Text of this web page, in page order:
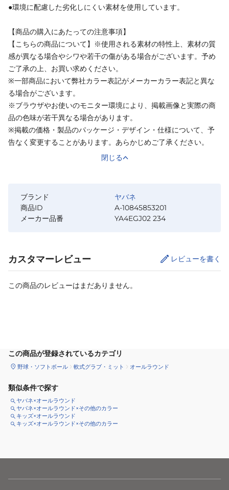
●環境に配慮した劣化しにくい素材を使用しています。
【商品の購入にあたっての注意事項】
【こちらの商品について】※使用される素材の特性上、素材の質
感が異なる場合やシワや若干の傷がある場合がございます。予め
ご了承の上、お買い求めください。
※一部商品において弊社カラー表記がメーカーカラー表記と異な
る場合がございます。
※ブラウザやお使いのモニター環境により、掲載画像と実際の商
品の色味が若干異なる場合があります。
※掲載の価格・製品のパッケージ・デザイン・仕様について、予
告なく変更することがあります。あらかじめご了承ください。
閉じる
ブランド
ヤバネ
商品ID
A-10845853201
メーカー品番
YA4EGJ02 234
カスタマーレビュー レビューを書く
この商品のレビューはまだありません。
この商品が登録されているカテゴリ
野球・ソフトボール 軟式グラブ・ミット オールラウンド
類似条件で探す
ヤバネ×オールラウンド
ヤバネ×オールラウンド×その他のカラー
キッズ×オールラウンド
キッズ×オールラウンド×その他のカラー